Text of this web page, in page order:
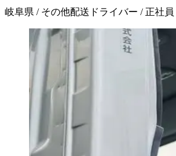
岐阜県 / その他配送ドライバー / 正社員